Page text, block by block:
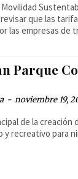
que las
las empresas de
Parque
- noviembre 19,
de la creación
y recreativo para